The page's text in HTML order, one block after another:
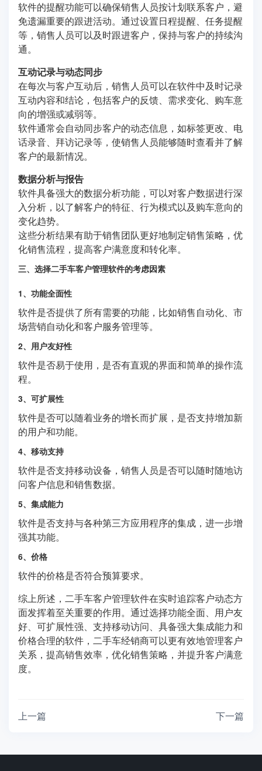
软件的提醒功能可以确保销售人员按计划联系客户，避
免遗漏重要的跟进活动。通过设置日程提醒、任务提醒
等，销售人员可以及时跟进客户，保持与客户的持续沟
通。
互动记录与动态同步
在每次与客户互动后，销售人员可以在软件中及时记录
互动内容和结论，包括客户的反馈、需求变化、购车意
向的增强或减弱等。
软件通常会自动同步客户的动态信息，如标签更改、电
话录音、拜访记录等，使销售人员能够随时查看并了解
客户的最新情况。
数据分析与报告
软件具备强大的数据分析功能，可以对客户数据进行深
入分析，以了解客户的特征、行为模式以及购车意向的
变化趋势。
这些分析结果有助于销售团队更好地制定销售策略，优
化销售流程，提高客户满意度和转化率。
三、选择二手车客户管理软件的考虑因素
1、功能全面性
软件是否提供了所有需要的功能，比如销售自动化、市
场营销自动化和客户服务管理等。
2、用户友好性
软件是否易于使用，是否有直观的界面和简单的操作流
程。
3、可扩展性
软件是否可以随着业务的增长而扩展，是否支持增加新
的用户和功能。
4、移动支持
软件是否支持移动设备，销售人员是否可以随时随地访
问客户信息和销售数据。
5、集成能力
软件是否支持与各种第三方应用程序的集成，进一步增
强其功能。
6、价格
软件的价格是否符合预算要求。
综上所述，二手车客户管理软件在实时追踪客户动态方
面发挥着至关重要的作用。通过选择功能全面、用户友
好、可扩展性强、支持移动访问、具备强大集成能力和
价格合理的软件，二手车经销商可以更有效地管理客户
关系，提高销售效率，优化销售策略，并提升客户满意
度。
上一篇 下一篇